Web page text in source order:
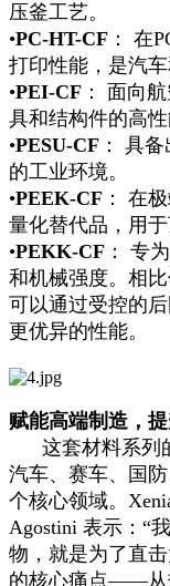
压釜工艺。
•PC-HT-CF ： 在
打印性能，是汽
•PEI-CF ： 面向
具和结构件的高性
•PESU-CF ： 具
的工业环境。
•PEEK-CF ： 在
量化替代品，用于
•PEKK-CF ： 专
和机械强度。相
可以通过受控的
更优异的性能。
赋能高端制造，
这套材料系列的
汽车、赛车、国
个核心领域。
Agostini 表示：“
物，就是为了直
的核心痛点——从